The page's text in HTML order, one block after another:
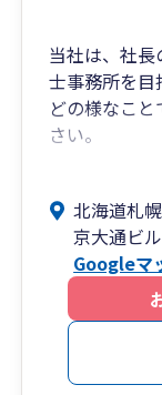
当社は、社
士事務所を目
どの様なこ
さい。
税務会計処
行っており
い。
北海道札
京大通ビ
Googleマ